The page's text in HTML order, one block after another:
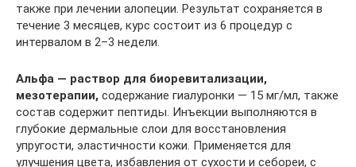
также при лечении алопеции. Результат сохраняется в
течение 3 месяцев, курс состоит из 6 процедур с
интервалом в 2–3 недели.
Альфа — раствор для биоревитализации,
мезотерапии, содержание гиалуронки — 15 мг/мл, также
состав содержит пептиды. Инъекции выполняются в
глубокие дермальные слои для восстановления
упругости, эластичности кожи. Применяется для
улучшения цвета, избавления от сухости и себореи, с